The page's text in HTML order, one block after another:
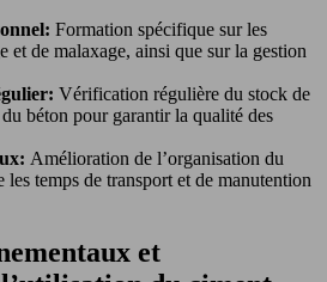
Formation spécifique sur les
et de malaxage, ainsi que sur la gestion
Vérification régulière du stock de
béton pour garantir la qualité des
Amélioration de l’organisation du
temps de transport et de manutention
et